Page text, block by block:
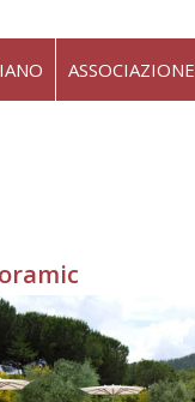
ASSOCIAZIONE